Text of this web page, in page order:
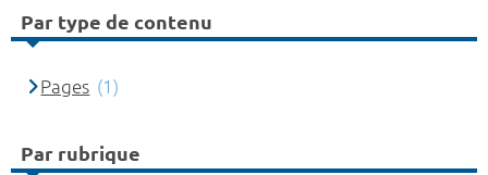
Par type de contenu
Pages (1)
Par rubrique